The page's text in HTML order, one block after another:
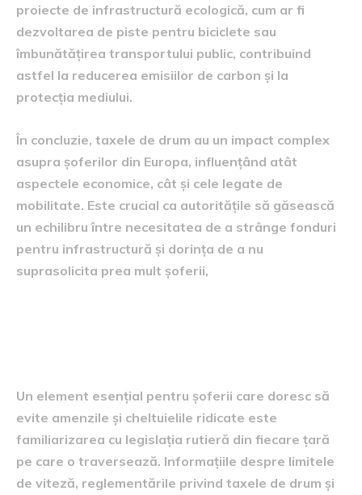
proiecte de infrastructură ecologică, cum ar fi
dezvoltarea de piste pentru biciclete sau
îmbunătățirea transportului public, contribuind
astfel la reducerea emisiilor de carbon și la
protecția mediului.
În concluzie, taxele de drum au un impact complex
asupra șoferilor din Europa, influențând atât
aspectele economice, cât și cele legate de
mobilitate. Este crucial ca autoritățile să găsească
un echilibru între necesitatea de a strânge fonduri
pentru infrastructură și dorința de a nu
suprasolicita prea mult șoferii,
Un element esențial pentru șoferii care doresc să
evite amenzile și cheltuielile ridicate este
familiarizarea cu legislația rutieră din fiecare țară
pe care o traversează. Informațiile despre limitele
de viteză, reglementările privind taxele de drum și